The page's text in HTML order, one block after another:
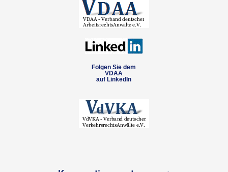
Folgen Sie dem
VDAA
auf LinkedIn